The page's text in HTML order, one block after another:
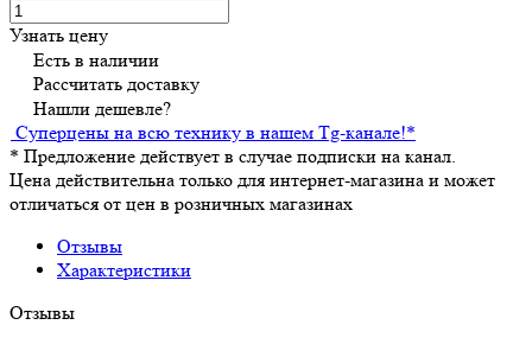
Узнать цену
Есть в наличии
Рассчитать доставку
Нашли дешевле?
Суперцены на всю технику в нашем Tg-канале!*
* Предложение действует в случае подписки на канал.
Цена действительна только для интернет-магазина и может
отличаться от цен в розничных магазинах
Отзывы
Характеристики
Отзывы